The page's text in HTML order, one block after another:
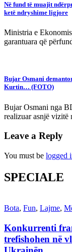
Në fund të muajit
ketë ndryshime ligjore
Ministria e
garantuara që
Bujar Osmani
Kurtin… (FOTO)
Bujar Osmani nga
realizuar asnjë
Leave a Reply
You must be logged
SPECIALE
Bota, Fun, Lajme,
Konkurrenti
trefishohen në